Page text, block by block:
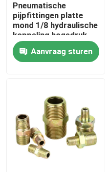
Huis
Producten
Over ons
fabriekstour
Pneumatische
pijpfittingen platte
mond 1/8 hydraulische
koppeling hogedruk
koolstofstaal
Aanvraag sturen